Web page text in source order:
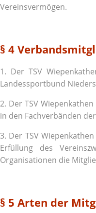
Vereinsvermögen.
§ 4
1. Der TSV
Landessportbund
2. Der TSV
in den Fachverbänden
3. Der TSV
Erfüllung des
Organisationen die
§ 5 Arten der